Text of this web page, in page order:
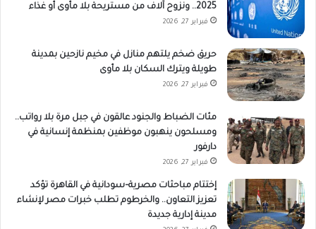
2025.. ونزوح آلاف من مستريحة بلا مأوى أو غذاء
فبراير 27, 2026
حريق ضخم يلتهم منازل في مخيم نازحين بمدينة
طويلة ويترك السكان بلا مأوى
فبراير 27, 2026
مئات الضباط والجنود عالقون في جبل مرة بلا رواتب..
ومسلحون ينهبون موظفين بمنظمة إنسانية في
دارفور
فبراير 27, 2026
إختتام مباحثات مصرية–سودانية في القاهرة تؤكد
تعزيز التعاون.. والخرطوم تطلب خبرات مصر لإنشاء
مدينة إدارية جديدة